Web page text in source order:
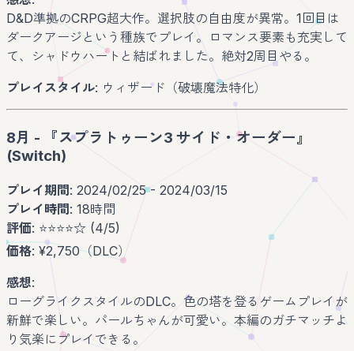
D&D準拠のCRPG超大作。選択肢の自由度が異常。1回目は
ダークアージという種族でプレイ。ロマンス要素も充実して
て、シャドウハートと結ばれました。絶対2周目やる。
プレイスタイル: ウィザード（破壊魔法特化）
8月 - 『スプラトゥーン3 サイド・オーダー』
(Switch)
プレイ期間: 2024/02/25 - 2024/03/15
プレイ時間: 18時間
評価: ⭐️⭐️⭐️⭐️☆ (4/5)
価格: ¥2,750（DLC）
感想:
ローグライクスタイルのDLC。色の塔を登るゲームプレイが
新鮮で楽しい。パールちゃんが可愛い。本編のガチマッチよ
り気楽にプレイできる。